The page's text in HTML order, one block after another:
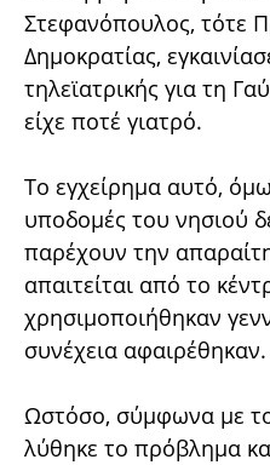
Στεφανόπουλος, τότε
Δημοκρατίας,
τηλεϊατρικής για τη
είχε ποτέ γιατρό.
Το εγχείρημα αυτό,
υποδομές του νησιού
παρέχουν την
απαιτείται από το
χρησιμοποιήθηκαν
συνέχεια αφαιρέθηκαν.
Ωστόσο, σύμφωνα με
λύθηκε το πρόβλημα